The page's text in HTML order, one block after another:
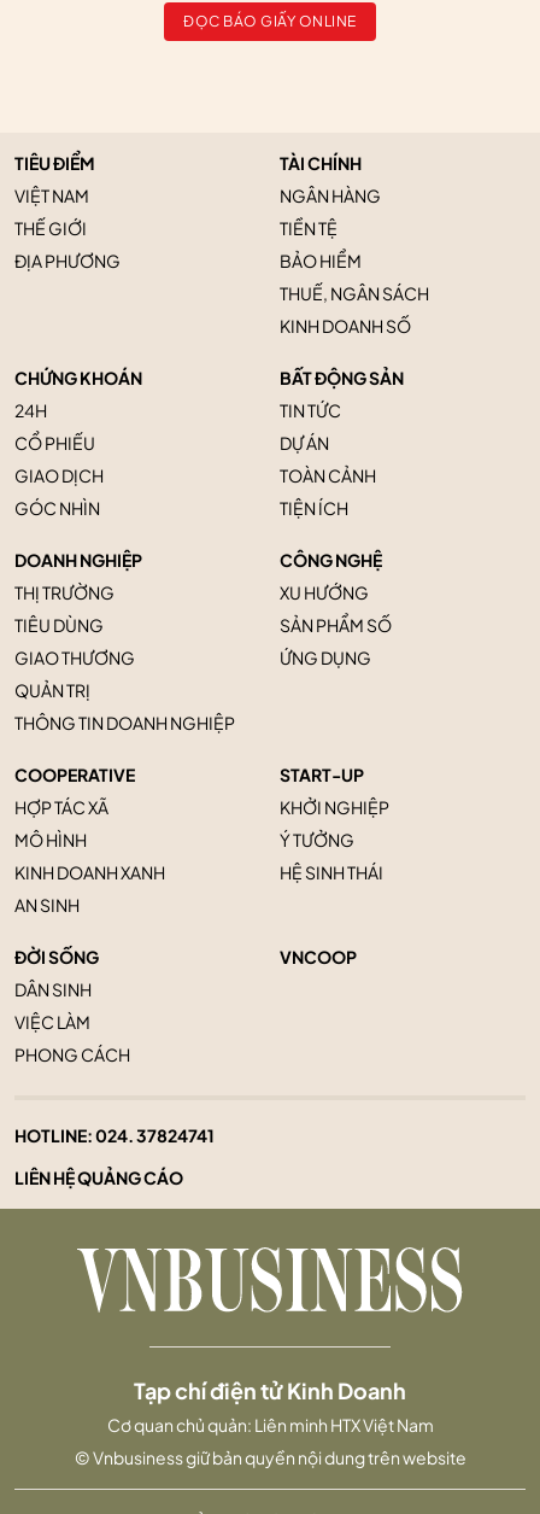
ĐỌC BÁO GIẤY ONLINE
TIÊU ĐIỂM
VIỆT NAM
THẾ GIỚI
ĐỊA PHƯƠNG
TÀI CHÍNH
NGÂN HÀNG
TIỀN TỆ
BẢO HIỂM
THUẾ, NGÂN SÁCH
KINH DOANH SỐ
CHỨNG KHOÁN
24H
CỔ PHIẾU
GIAO DỊCH
GÓC NHÌN
BẤT ĐỘNG SẢN
TIN TỨC
DỰ ÁN
TOÀN CẢNH
TIỆN ÍCH
DOANH NGHIỆP
THỊ TRƯỜNG
TIÊU DÙNG
GIAO THƯƠNG
QUẢN TRỊ
THÔNG TIN DOANH NGHIỆP
CÔNG NGHỆ
XU HƯỚNG
SẢN PHẨM SỐ
ỨNG DỤNG
COOPERATIVE
HỢP TÁC XÃ
MÔ HÌNH
KINH DOANH XANH
AN SINH
START-UP
KHỞI NGHIỆP
Ý TƯỞNG
HỆ SINH THÁI
ĐỜI SỐNG
DÂN SINH
VIỆC LÀM
PHONG CÁCH
VNCOOP
HOTLINE:024. 37824741
LIÊN HỆ QUẢNG CÁO
Tạp chí điện tử Kinh Doanh
Cơ quan chủ quản: Liên minh HTX Việt Nam
© Vnbusiness giữ bản quyền nội dung trên website